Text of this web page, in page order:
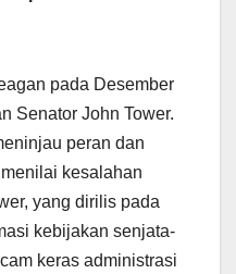
pada Desember
Senator John Tower.
peran dan
kesalahan
yang dirilis pada
kebijakan senjata-
keras administrasi